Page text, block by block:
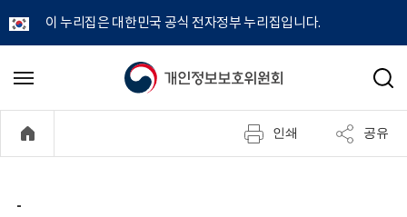
이 누리집은 대한민국 공식 전자정부 누리집입니다.
개
정
메
기
검
인쇄 공유
-